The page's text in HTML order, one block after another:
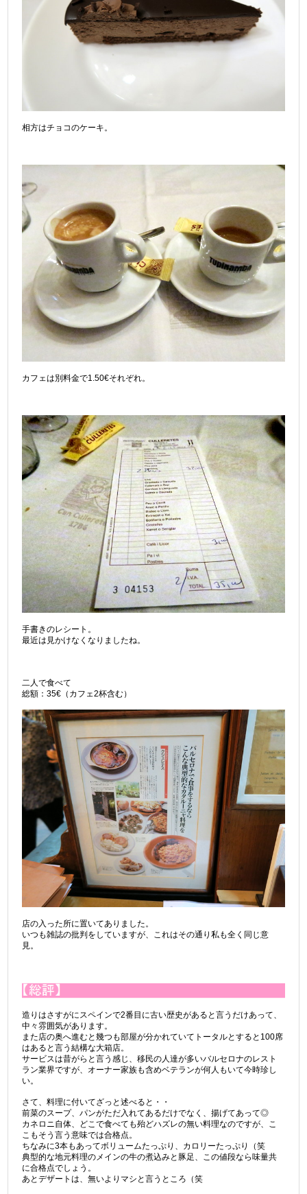
相方はチョコのケーキ。
カフェは別料金で1.50€それぞれ。
手書きのレシート。
最近は見かけなくなりましたね。
二人で食べて
総額：35€（カフェ2杯含む）
店の入った所に置いてありました。
いつも雑誌の批判をしていますが、これはその通り私も全く同じ意
見。
造りはさすがにスペインで2番目に古い歴史があると言うだけあって、
中々雰囲気があります。
また店の奥へ進むと幾つも部屋が分かれていてトータルとすると100席
はあると言う結構な大箱店。
サービスは昔がらと言う感じ、移民の人達が多いバルセロナのレスト
ラン業界ですが、オーナー家族も含めベテランが何人もいて今時珍し
い。
さて、料理に付いてざっと述べると・・
前菜のスープ、パンがただ入れてあるだけでなく、揚げてあって◎
カネロニ自体、どこで食べても殆どハズレの無い料理なのですが、こ
こもそう言う意味では合格点。
ちなみに3本もあってボリュームたっぷり、カロリーたっぷり（笑
典型的な地元料理のメインの牛の煮込みと豚足、この値段なら味量共
に合格点でしょう。
あとデザートは、無いよりマシと言うところ（笑